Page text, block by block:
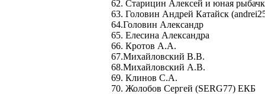
62. Старицин Алексей и юная
63. Головин Андрей Катайск
64.Головин Александр
65. Елесина Александра
66. Кротов А.А.
67.Михайловский В.В.
68.Михайловский А.В.
69. Клинов С.А.
70. Жолобов Сергей (SERG77) ЕКБ